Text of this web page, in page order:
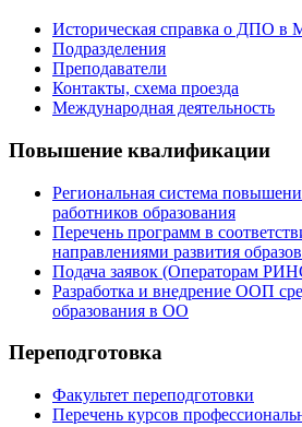
Историческая справка о ДПО в
Подразделения
Преподаватели
Контакты, схема проезда
Международная деятельность
Повышение квалификации
Региональная система
работников образования
Перечень программ в
направлениями развития
Подача заявок (Операторам
Разработка и внедрение ООП
образования в ОО
Переподготовка
Факультет переподготовки
Перечень курсов